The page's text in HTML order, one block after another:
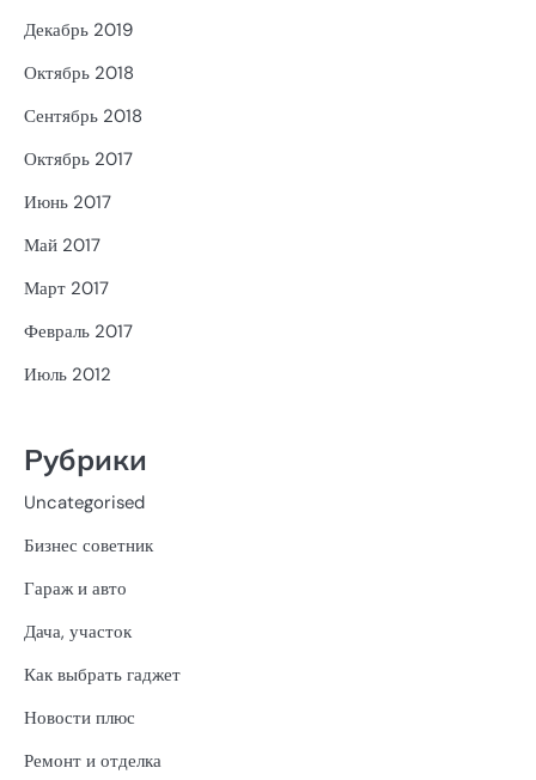
Декабрь 2019
Октябрь 2018
Сентябрь 2018
Октябрь 2017
Июнь 2017
Май 2017
Март 2017
Февраль 2017
Июль 2012
Рубрики
Uncategorised
Бизнес советник
Гараж и авто
Дача, участок
Как выбрать гаджет
Новости плюс
Ремонт и отделка